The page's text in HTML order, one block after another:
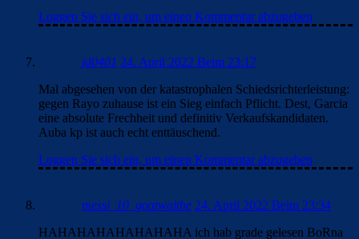
Loggen Sie sich ein, um einen Kommentar abzugeben
jd0401 24. April 2022 Beim 23:17
Mal abgesehen von der katastrophalen Schiedsrichterleistung:
gegen Rayo zuhause ist ein Sieg einfach Pflicht. Dest, Garcia
eine absolute Frechheit und definitiv Verkaufskandidaten.
Auba kp ist auch echt enttäuschend.
Loggen Sie sich ein, um einen Kommentar abzugeben
messi_10_goatwaithe 24. April 2022 Beim 23:34
HAHAHAHAHAHAHAHA ich hab grade gelesen BoRna